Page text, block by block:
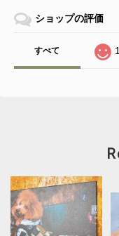
ショップの評価
すべて